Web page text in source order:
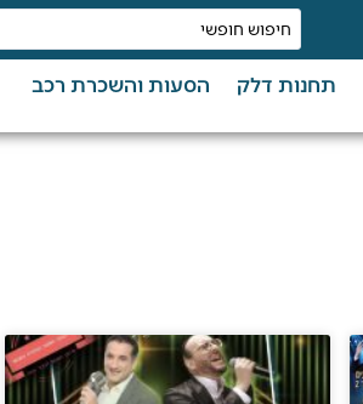
תחנות דלק
הסעות והשכרת רכב